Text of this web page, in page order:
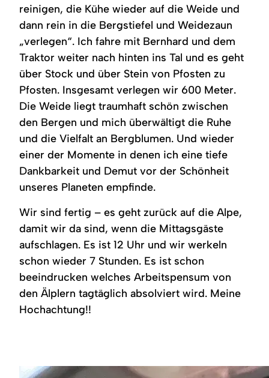
reinigen, die Kühe wieder auf die Weide und
dann rein in die Bergstiefel und Weidezaun
„verlegen“. Ich fahre mit Bernhard und dem
Traktor weiter nach hinten ins Tal und es geht
über Stock und über Stein von Pfosten zu
Pfosten. Insgesamt verlegen wir 600 Meter.
Die Weide liegt traumhaft schön zwischen
den Bergen und mich überwältigt die Ruhe
und die Vielfalt an Bergblumen. Und wieder
einer der Momente in denen ich eine tiefe
Dankbarkeit und Demut vor der Schönheit
unseres Planeten empfinde.
Wir sind fertig – es geht zurück auf die Alpe,
damit wir da sind, wenn die Mittagsgäste
aufschlagen. Es ist 12 Uhr und wir werkeln
schon wieder 7 Stunden. Es ist schon
beeindrucken welches Arbeitspensum von
den Älplern tagtäglich absolviert wird. Meine
Hochachtung!!